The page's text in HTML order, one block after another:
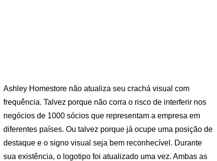
Ashley Homestore não atualiza seu crachá visual com
frequência. Talvez porque não corra o risco de interferir nos
negócios de 1000 sócios que representam a empresa em
diferentes países. Ou talvez porque já ocupe uma posição de
destaque e o signo visual seja bem reconhecível. Durante
sua existência, o logotipo foi atualizado uma vez. Ambas as